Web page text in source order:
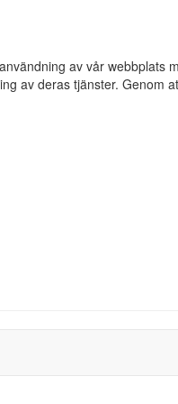
av vår webbplats
av deras tjänster. Genom